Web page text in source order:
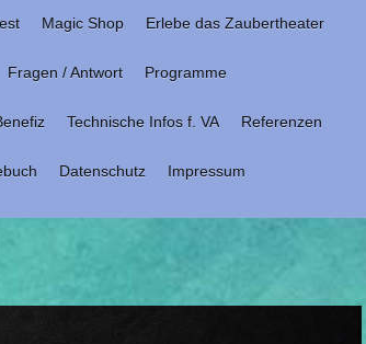
Magic Shop Erlebe das Zaubertheater
Fragen / Antwort Programme
Technische Infos f. VA Referenzen
Datenschutz Impressum